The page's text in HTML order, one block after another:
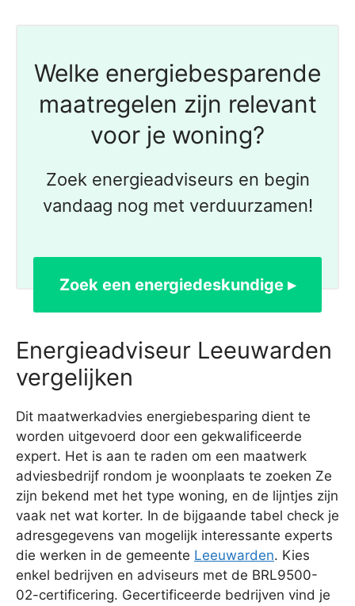
Welke energiebesparende
maatregelen zijn relevant
voor je woning?
Zoek energieadviseurs en begin
vandaag nog met verduurzamen!
Zoek een energiedeskundige ▸
Energieadviseur Leeuwarden
vergelijken
Dit maatwerkadvies energiebesparing dient te
worden uitgevoerd door een gekwalificeerde
expert. Het is aan te raden om een maatwerk
adviesbedrijf rondom je woonplaats te zoeken Ze
zijn bekend met het type woning, en de lijntjes zijn
vaak net wat korter. In de bijgaande tabel check je
adresgegevens van mogelijk interessante experts
die werken in de gemeente Leeuwarden. Kies
enkel bedrijven en adviseurs met de BRL9500-
02-certificering. Gecertificeerde bedrijven vind je